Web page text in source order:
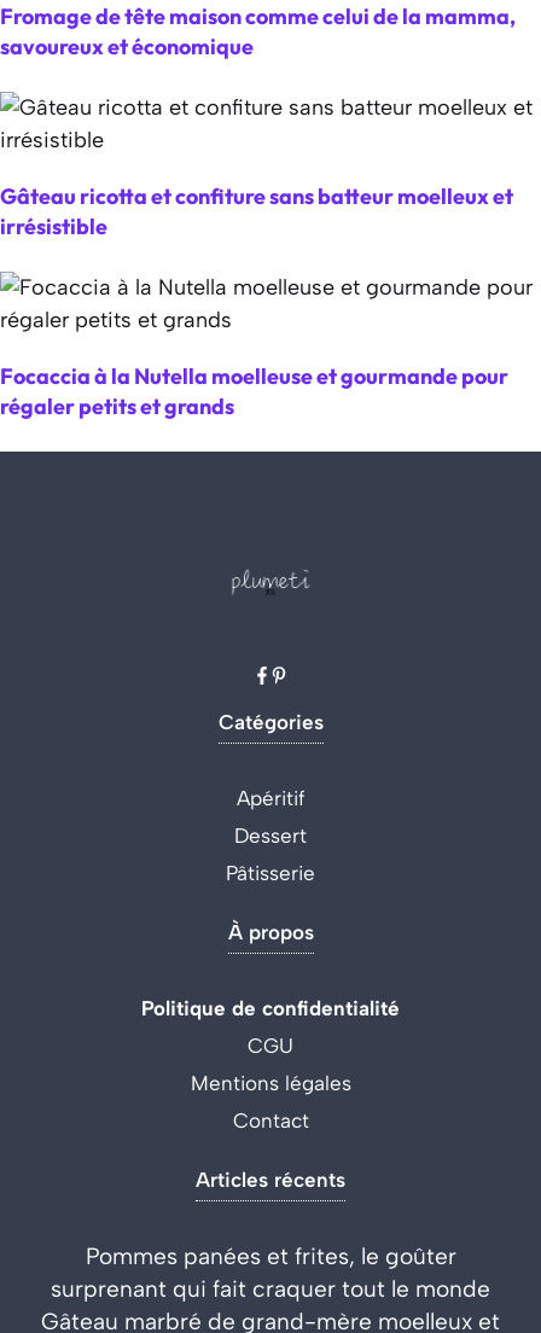
Fromage de tête maison comme celui de la mamma,
savoureux et économique
Gâteau ricotta et confiture sans batteur moelleux et
irrésistible
Focaccia à la Nutella moelleuse et gourmande pour
régaler petits et grands
Catégories
Apéritif
Dessert
Pâtisserie
À propos
Politique de confidentialité
CGU
Mentions légales
Contact
Articles récents
Pommes panées et frites, le goûter
surprenant qui fait craquer tout le monde
Gâteau marbré de grand-mère moelleux et